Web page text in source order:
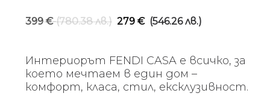
399€ (780.38 лв.) Original
was:
399 €
(780.38
279 € (546.26 лв.)
е:
279 €
(546.26
Интериорът FENDI CASA е всичко, за
което мечтаем в един дом –
комфорт, класа, стил, ексклузивност.